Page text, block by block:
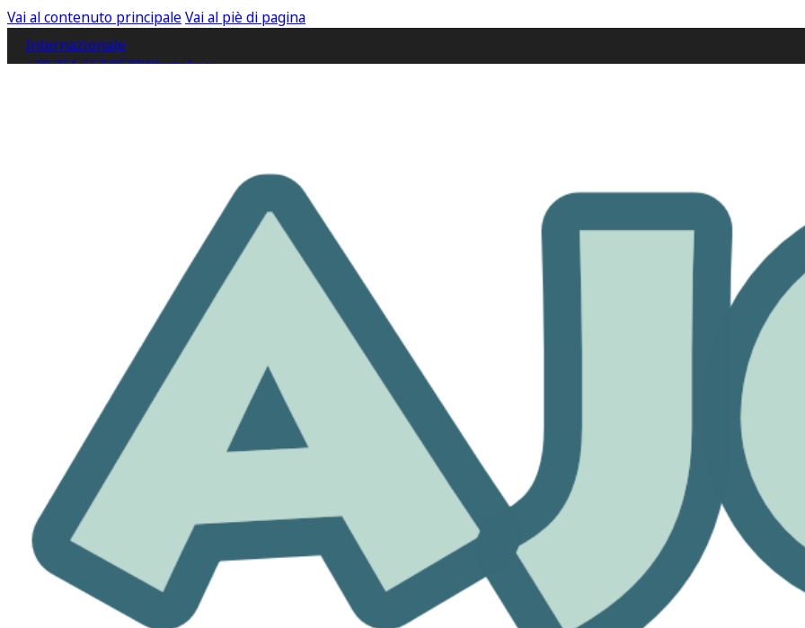
Vai al contenuto principaleVai al piè di pagina
Internazionale
+39 351 667 9520WhatsApp